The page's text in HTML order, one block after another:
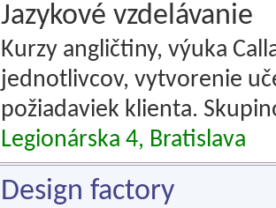
Jazykové vzdelávanie
Kurzy angličtiny, výuka
jednotlivcov, vytvorenie
požiadaviek klienta.
Legionárska 4, Bratislava
Design factory